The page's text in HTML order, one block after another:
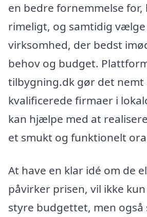
en bedre fornemmelse for,
rimeligt, og samtidig
virksomhed, der bedst
behov og budget.
tilbygning.dk gør det nemt
kvalificerede firmaer i
kan hjælpe med at
et smukt og funktionelt
At have en klar idé om de
påvirker prisen, vil ikke
styre budgettet, men også